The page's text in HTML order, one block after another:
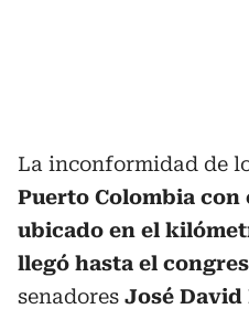
La inconformidad de
Puerto Colombia con
ubicado en el
llegó hasta el
senadores José David